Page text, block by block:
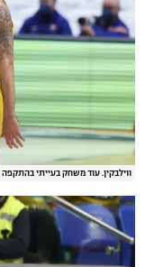
ווילבקין. עוד משחק בעייתי בהתקפה